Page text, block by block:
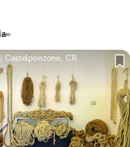
Castelponzone, CR